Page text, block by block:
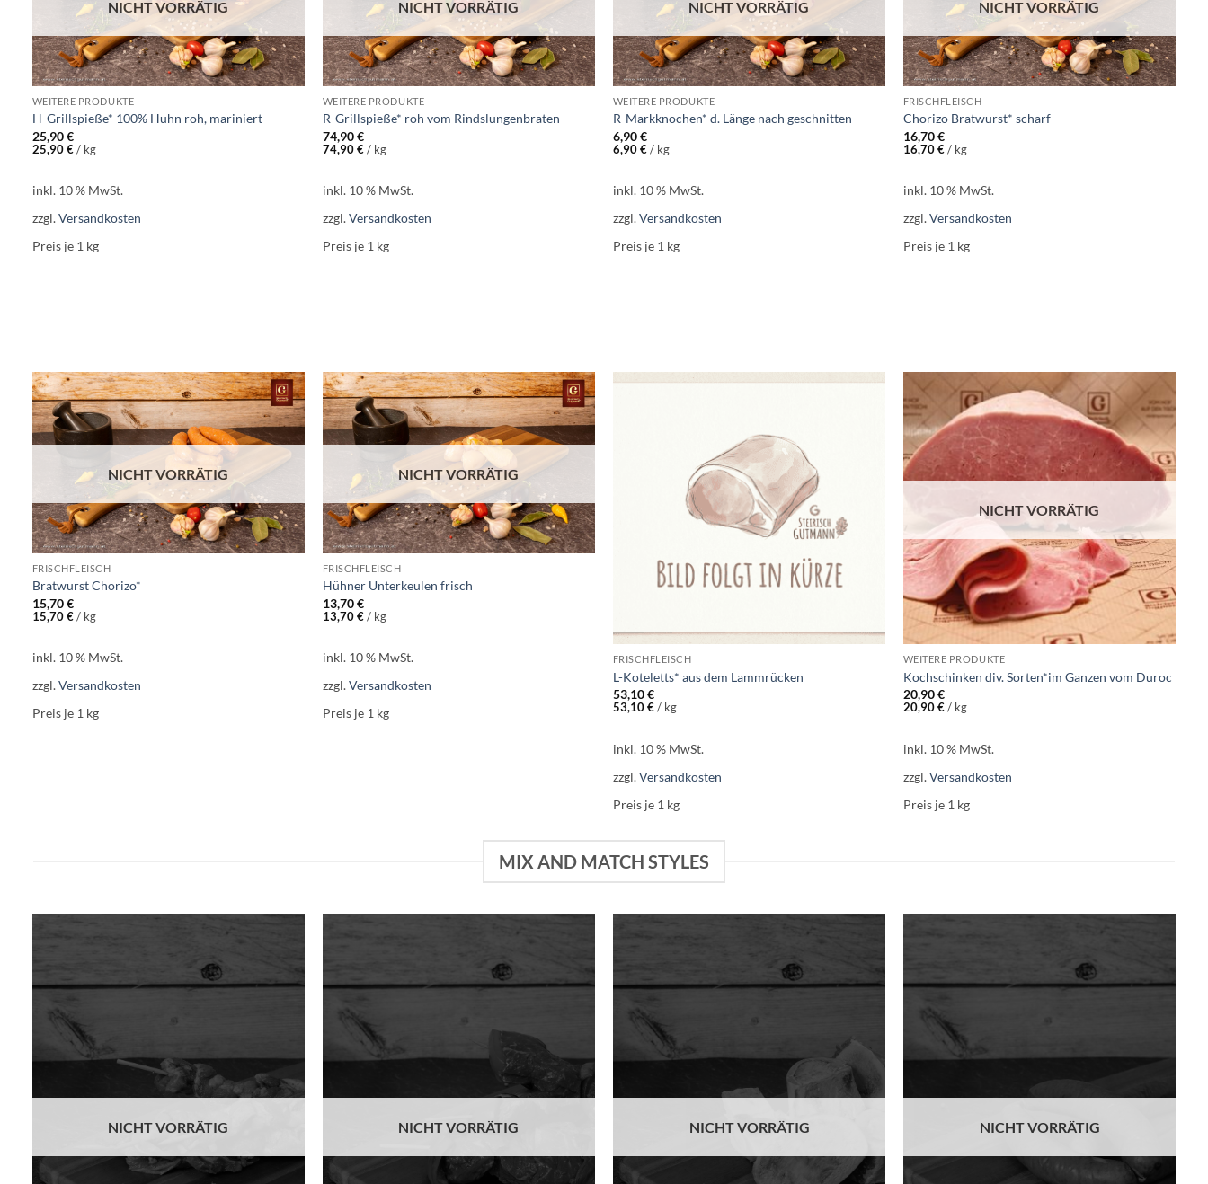
NICHT VORRÄTIG
WEITERE PRODUKTE
H-Grillspieße* 100% Huhn roh, mariniert
25,90€
25,90€/ kg
inkl. 10 % MwSt.
zzgl.Versandkosten
Preis je 1 kg
NICHT VORRÄTIG
WEITERE PRODUKTE
R-Grillspieße* roh vom Rindslungenbraten
74,90€
74,90€/ kg
inkl. 10 % MwSt.
zzgl.Versandkosten
Preis je 1 kg
NICHT VORRÄTIG
WEITERE PRODUKTE
R-Markknochen* d. Länge nach geschnitten
6,90€
6,90€/ kg
inkl. 10 % MwSt.
zzgl.Versandkosten
Preis je 1 kg
NICHT VORRÄTIG
FRISCHFLEISCH
Chorizo Bratwurst* scharf
16,70€
16,70€/ kg
inkl. 10 % MwSt.
zzgl.Versandkosten
Preis je 1 kg
Add to
wishlist
NICHT VORRÄTIG
FRISCHFLEISCH
Bratwurst Chorizo*
15,70€
15,70€/ kg
inkl. 10 % MwSt.
zzgl.Versandkosten
Preis je 1 kg
Add to
wishlist
NICHT VORRÄTIG
FRISCHFLEISCH
Hühner Unterkeulen frisch
13,70€
13,70€/ kg
inkl. 10 % MwSt.
zzgl.Versandkosten
Preis je 1 kg
FRISCHFLEISCH
L-Koteletts* aus dem Lammrücken
53,10€
53,10€/ kg
inkl. 10 % MwSt.
zzgl.Versandkosten
Preis je 1 kg
Add to
wishlist
NICHT VORRÄTIG
WEITERE PRODUKTE
Kochschinken div. Sorten*im Ganzen vom Duroc
20,90€
20,90€/ kg
inkl. 10 % MwSt.
zzgl.Versandkosten
Preis je 1 kg
MIX AND MATCH STYLES
wishlist
NICHT VORRÄTIG
wishlist
NICHT VORRÄTIG
wishlist
NICHT VORRÄTIG
wishlist
NICHT VORRÄTIG